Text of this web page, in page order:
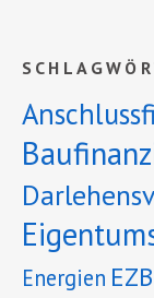
Energien EZB